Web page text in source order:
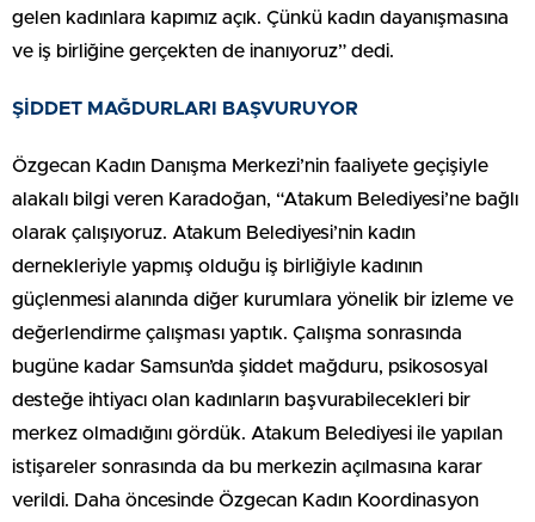
gelen kadınlara kapımız açık. Çünkü kadın dayanışmasına
ve iş birliğine gerçekten de inanıyoruz” dedi.
ŞİDDET MAĞDURLARI BAŞVURUYOR
Özgecan Kadın Danışma Merkezi’nin faaliyete geçişiyle
alakalı bilgi veren Karadoğan, “Atakum Belediyesi’ne bağlı
olarak çalışıyoruz. Atakum Belediyesi’nin kadın
dernekleriyle yapmış olduğu iş birliğiyle kadının
güçlenmesi alanında diğer kurumlara yönelik bir izleme ve
değerlendirme çalışması yaptık. Çalışma sonrasında
bugüne kadar Samsun’da şiddet mağduru, psikososyal
desteğe ihtiyacı olan kadınların başvurabilecekleri bir
merkez olmadığını gördük. Atakum Belediyesi ile yapılan
istişareler sonrasında da bu merkezin açılmasına karar
verildi. Daha öncesinde Özgecan Kadın Koordinasyon